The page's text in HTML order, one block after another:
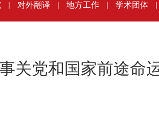
| 对外翻译 | 地方工作 | 学术团体 |
关党和国家前途命